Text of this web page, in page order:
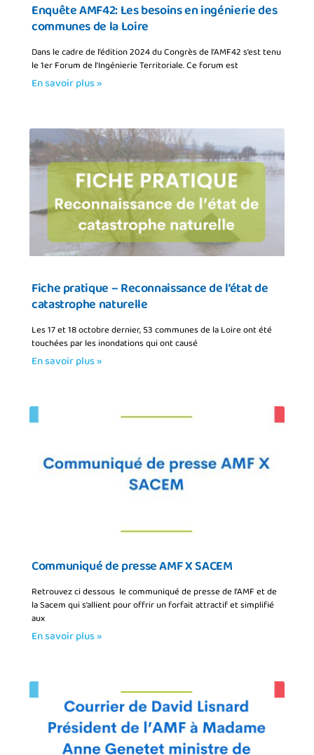
Enquête AMF42: Les besoins en ingénierie des
communes de la Loire
Dans le cadre de l’édition 2024 du Congrès de l’AMF42 s’est tenu
le 1er Forum de l’Ingénierie Territoriale. Ce forum est
En savoir plus »
Fiche pratique – Reconnaissance de l’état de
catastrophe naturelle
Les 17 et 18 octobre dernier, 53 communes de la Loire ont été
touchées par les inondations qui ont causé
En savoir plus »
Communiqué de presse AMF X SACEM
Retrouvez ci dessous le communiqué de presse de l’AMF et de
la Sacem qui s’allient pour offrir un forfait attractif et simplifié
aux
En savoir plus »